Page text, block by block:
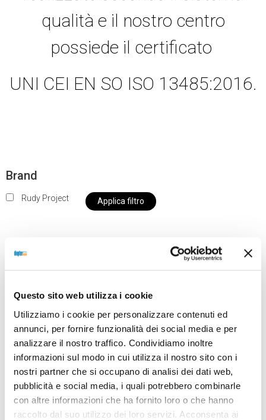
Questo sito web utilizza i cookie
Utilizziamo i cookie per personalizzare contenuti ed
annunci, per fornire funzionalità dei social media e per
analizzare il nostro traffico. Condividiamo inoltre
informazioni sul modo in cui utilizza il nostro sito con i
nostri partner che si occupano di analisi dei dati web,
pubblicità e social media, i quali potrebbero combinarle
con altre informazioni che ha fornito loro o che hanno
raccolto dal suo utilizzo dei loro servizi. Acconsenta ai
qualità e il nostro centro
possiede il certificato
UNI CEI EN SO ISO 13485:2016.
Brand
Rudy Project Applica filtro
Al momento siamo chiusi per ferie e i prodotti del
spedizione fino al giorno 31 agosto. BUONE FERIE
da OTTICA DIOPTER
Showing the single result
Sold out